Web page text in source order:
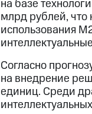
на базе
млрд рублей,
использования
Согласно
на внедрение
единиц. Среди